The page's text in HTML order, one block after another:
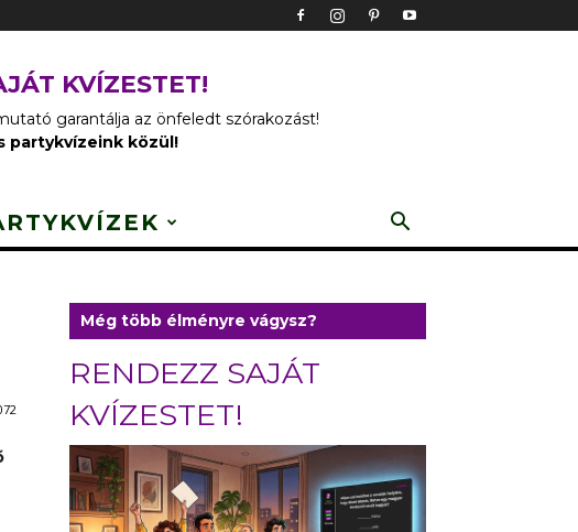
KVÍZESTET!
garantálja az önfeledt szórakozást!
partykvízeink közül!
Még több élményre vágysz?
RENDEZZ SAJÁT
KVÍZESTET!